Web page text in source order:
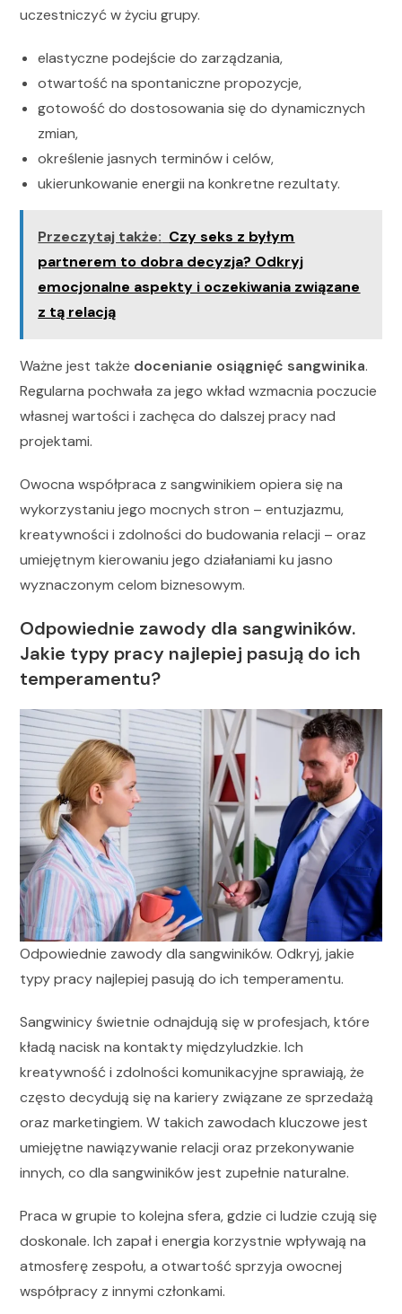
uczestniczyć w życiu grupy.
elastyczne podejście do zarządzania,
otwartość na spontaniczne propozycje,
gotowość do dostosowania się do dynamicznych
zmian,
określenie jasnych terminów i celów,
ukierunkowanie energii na konkretne rezultaty.
Przeczytaj także: Czy seks z byłym
partnerem to dobra decyzja? Odkryj
emocjonalne aspekty i oczekiwania związane
z tą relacją
Ważne jest także docenianie osiągnięć sangwinika.
Regularna pochwała za jego wkład wzmacnia poczucie
własnej wartości i zachęca do dalszej pracy nad
projektami.
Owocna współpraca z sangwinikiem opiera się na
wykorzystaniu jego mocnych stron – entuzjazmu,
kreatywności i zdolności do budowania relacji – oraz
umiejętnym kierowaniu jego działaniami ku jasno
wyznaczonym celom biznesowym.
Odpowiednie zawody dla sangwiników.
Jakie typy pracy najlepiej pasują do ich
temperamentu?
Odpowiednie zawody dla sangwiników. Odkryj, jakie
typy pracy najlepiej pasują do ich temperamentu.
Sangwinicy świetnie odnajdują się w profesjach, które
kładą nacisk na kontakty międzyludzkie. Ich
kreatywność i zdolności komunikacyjne sprawiają, że
często decydują się na kariery związane ze sprzedażą
oraz marketingiem. W takich zawodach kluczowe jest
umiejętne nawiązywanie relacji oraz przekonywanie
innych, co dla sangwiników jest zupełnie naturalne.
Praca w grupie to kolejna sfera, gdzie ci ludzie czują się
doskonale. Ich zapał i energia korzystnie wpływają na
atmosferę zespołu, a otwartość sprzyja owocnej
współpracy z innymi członkami.